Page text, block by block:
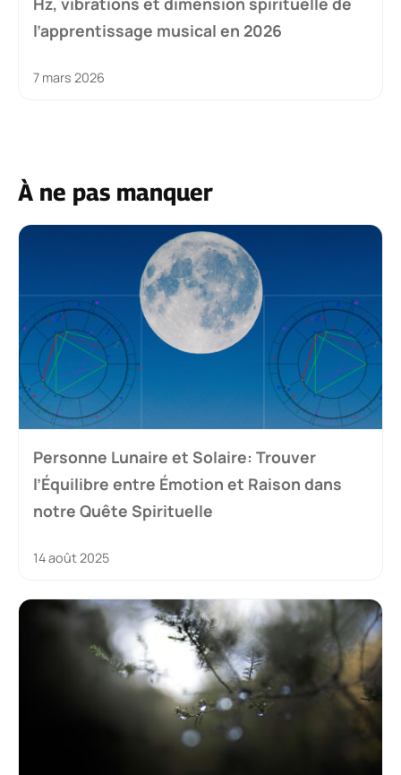
l’apprentissage musical en 2026
7 mars 2026
À ne pas manquer
Personne Lunaire et Solaire: Trouver
l’Équilibre entre Émotion et Raison dans
notre Quête Spirituelle
14 août 2025